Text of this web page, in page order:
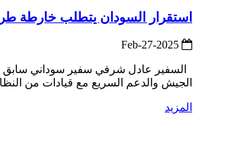
استقرار السودان يتطلب خارطة
الجيش والدعم السريع مع قيادات من
المزيد